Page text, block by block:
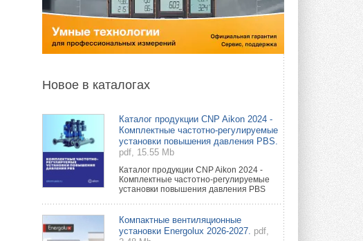
Новое в каталогах
Каталог продукции CNP Aikon 2024 -
Комплектные частотно-регулируемые
установки повышения давления PBS.
pdf, 15.55 Mb
Каталог продукции CNP Aikon 2024 -
Комплектные частотно-регулируемые
установки повышения давления PBS
Компактные вентиляционные
установки Energolux 2026-2027. pdf,